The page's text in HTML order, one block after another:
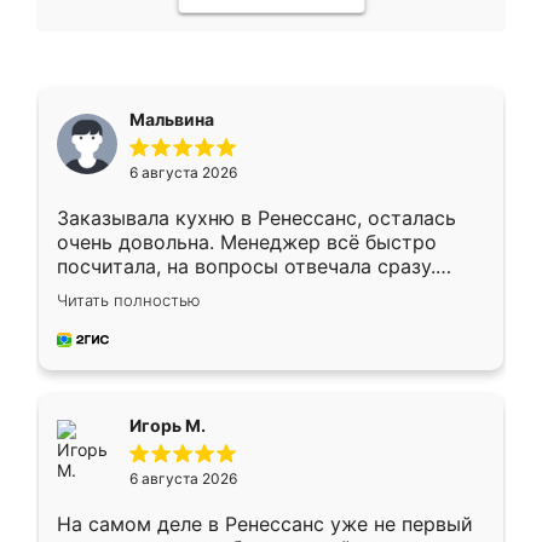
Мальвина
6 августа 2026
Заказывала кухню в Ренессанс, осталась
очень довольна. Менеджер всё быстро
посчитала, на вопросы отвечала сразу.
Замерщик приехал в субботу, подошёл к
делу со всей ответственностью. Собрали
за день, ребята работали аккуратно, даже
Читать полностью
Игорь М.
6 августа 2026
На самом деле в Ренессанс уже не первый